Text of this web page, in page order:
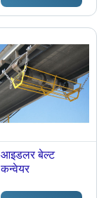
आइडलर बेल्ट
कन्वेयर